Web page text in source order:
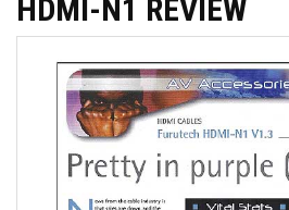
HDMI-N1 REVIEW